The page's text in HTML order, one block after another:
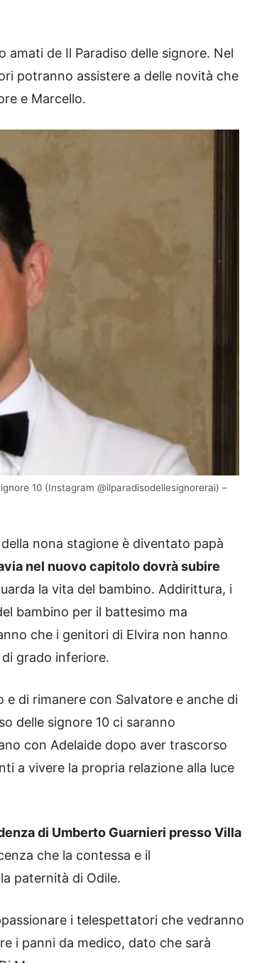
de Il Paradiso delle signore. Nel
potranno assistere a delle novità che
e Marcello.
10 (Instagram @ilparadisodellesignorerai) –
nona stagione è diventato papà
nel nuovo capitolo dovrà subire
la vita del bambino. Addirittura, i
bambino per il battesimo ma
che i genitori di Elvira non hanno
grado inferiore.
di rimanere con Salvatore e anche di
delle signore 10 ci saranno
con Adelaide dopo aver trascorso
a vivere la propria relazione alla luce
di Umberto Guarnieri presso Villa
che la contessa e il
paternità di Odile.
i telespettatori che vedranno
i panni da medico, dato che sarà